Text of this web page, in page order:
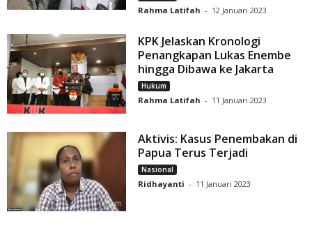
Rahma Latifah - 12 Januari 2023
KPK Jelaskan Kronologi
Penangkapan Lukas Enembe
hingga Dibawa ke Jakarta
Hukum
Rahma Latifah - 11 Januari 2023
Aktivis: Kasus Penembakan di
Papua Terus Terjadi
Nasional
Ridhayanti - 11 Januari 2023